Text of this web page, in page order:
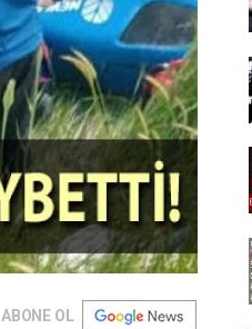
ABONE OL